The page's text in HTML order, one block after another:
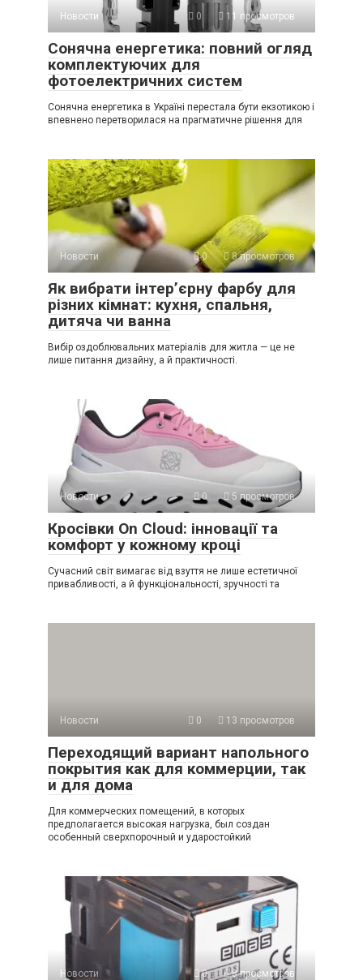
Новости 0 11 просмотров
Сонячна енергетика: повний огляд
комплектуючих для
фотоелектричних систем
Сонячна енергетика в Україні перестала бути екзотикою і
впевнено перетворилася на прагматичне рішення для
Новости 0 8 просмотров
Як вибрати інтер’єрну фарбу для
різних кімнат: кухня, спальня,
дитяча чи ванна
Вибір оздоблювальних матеріалів для житла — це не
лише питання дизайну, а й практичності.
Новости 0 5 просмотров
Кросівки On Cloud: інновації та
комфорт у кожному кроці
Сучасний світ вимагає від взуття не лише естетичної
привабливості, а й функціональності, зручності та
Новости 0 13 просмотров
Переходящий вариант напольного
покрытия как для коммерции, так
и для дома
Для коммерческих помещений, в которых
предполагается высокая нагрузка, был создан
особенный сверхпорочный и ударостойкий
Новости 0 8 просмотров